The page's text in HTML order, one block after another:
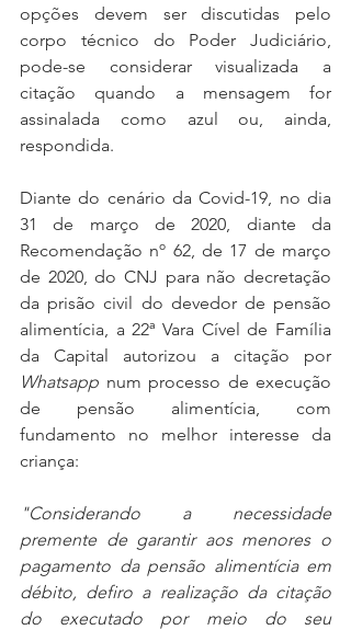
opções devem ser discutidas pelo
corpo técnico do Poder Judiciário,
pode-se considerar visualizada a
citação quando a mensagem for
assinalada como azul ou, ainda,
respondida.
Diante do cenário da Covid-19, no dia
31 de março de 2020, diante da
Recomendação nº 62, de 17 de março
de 2020, do CNJ para não decretação
da prisão civil do devedor de pensão
alimentícia, a 22ª Vara Cível de Família
Whatsapp num processo de execução
de pensão alimentícia, com
fundamento no melhor interesse da
criança:
"Considerando a necessidade
premente de garantir aos menores o
pagamento da pensão alimentícia em
débito, defiro a realização da citação
do executado por meio do seu